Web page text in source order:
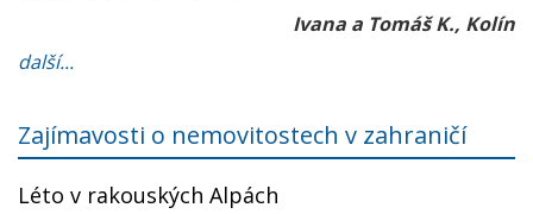
Ivana a Tomáš K., Kolín
další...
Zajímavosti o nemovitostech v zahraničí
Léto v rakouských Alpách